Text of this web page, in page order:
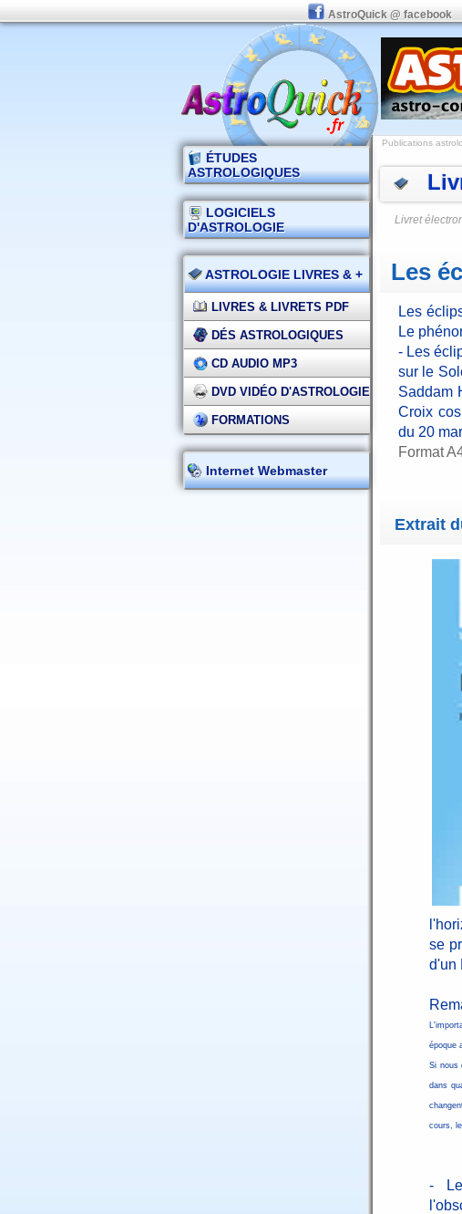
AstroQuick @ facebook
ÉTUDES
ASTROLOGIQUES
LOGICIELS
D'ASTROLOGIE
ASTROLOGIE LIVRES & +
LIVRES & LIVRETS PDF
DÉS ASTROLOGIQUES
CD AUDIO MP3
DVD VIDÉO D'ASTROLOGIE
FORMATIONS
Internet Webmaster
Publications
Livret
Les
Les
Le
- Les
sur le
Saddam
Croix
du 20
Format
Extrait
se
d'un
époque
Si nous
dans
cours,
-